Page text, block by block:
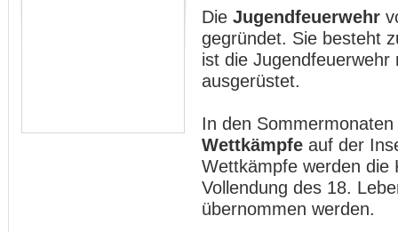
Die Jugendfeuerwehr
gegründet. Sie besteht
ist die
ausgerüstet.
In den
Wettkämpfe auf der
Wettkämpfe werden die
Vollendung des 18.
übernommen werden.